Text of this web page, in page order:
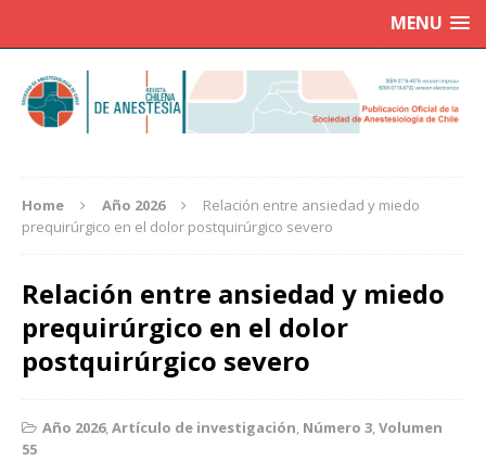
MENU
Home Año 2026
Relación entre ansiedad y miedo
prequirúrgico en el dolor postquirúrgico severo
Relación entre ansiedad y miedo
prequirúrgico en el dolor
postquirúrgico severo
Año 2026,Artículo de investigación, Número 3,Volumen
55